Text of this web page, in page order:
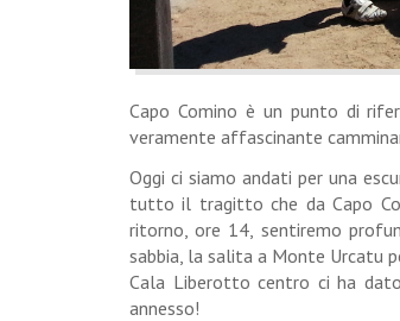
Capo Comino è un punto di
veramente affascinante
Oggi ci siamo andati per una
tutto il tragitto che da Capo
ritorno, ore 14, sentiremo
sabbia, la salita a Monte Urcatu
Cala Liberotto centro ci ha
annesso!